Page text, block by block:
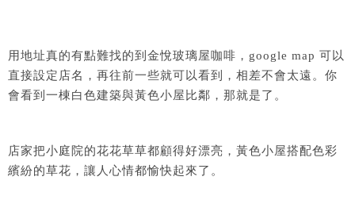
用地址真的有點難找的到金悅玻璃屋咖啡，google map 可以
直接設定店名，再往前一些就可以看到，相差不會太遠。你
會看到一棟白色建築與黃色小屋比鄰，那就是了。
店家把小庭院的花花草草都顧得好漂亮，黃色小屋搭配色彩
繽紛的草花，讓人心情都愉快起來了。